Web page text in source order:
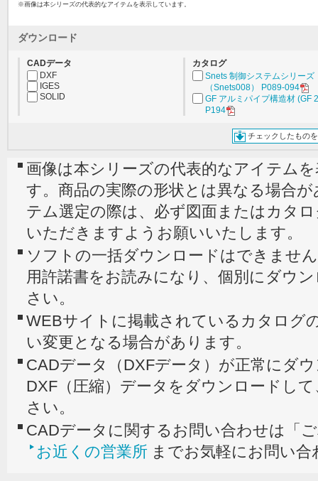
※画像は本シリーズの代表的なアイテムを表示しています。
ダウンロード
CADデータ
DXF
IGES
SOLID
カタログ
Snets 制御システムシリーズ
（Snets008） P089-094
GF アルミパイプ構造材 (GF
P194
チェックしたもの
画像は本シリーズの代表的なアイテム
す。商品の実際の形状とは異なる場合
テム選定の際は、必ず図面またはカタ
いただきますようお願いいたします。
ソフトの一括ダウンロードはできませ
用許諾書をお読みになり、個別にダウ
さい。
WEBサイトに掲載されているカタログ
い変更となる場合があります。
CADデータ（DXFデータ）が正常にダ
DXF（圧縮）データをダウンロードし
さい。
CADデータに関するお問い合わせは「
お近くの営業所 までお気軽にお問い